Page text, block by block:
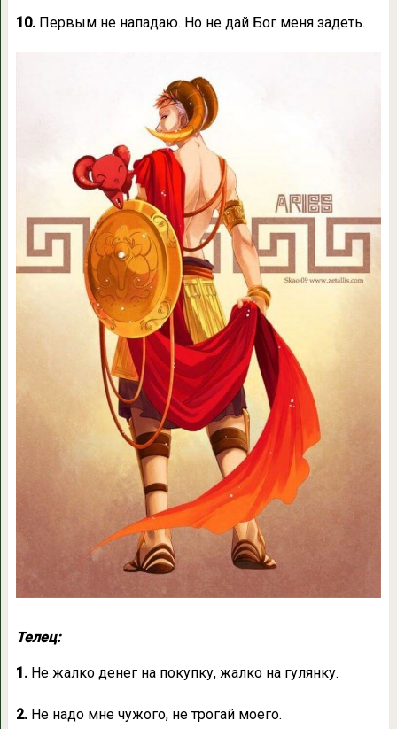
10.Первым не нападаю. Но не дай Бог меня задеть.
Телец:
1.Не жалко денег на покупку, жалко на гулянку.
2.Не надо мне чужого, не трогай моего.